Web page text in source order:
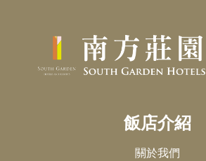
飯店介紹
關於我們